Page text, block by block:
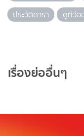
ประวัติดารา
ดูทีวีอ
เรื่องย่ออื่นๆ